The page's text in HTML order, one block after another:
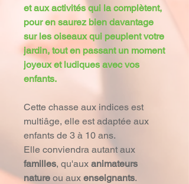
et aux activités qui la complètent,
pour en saurez bien davantage
sur les oiseaux qui peuplent votre
jardin, tout en passant un moment
joyeux et ludiques avec vos
enfants.
Cette chasse aux indices est
multiâge, elle est adaptée aux
enfants de 3 à 10 ans.
Elle conviendra autant aux
familles, qu'aux animateurs
nature ou aux enseignants.